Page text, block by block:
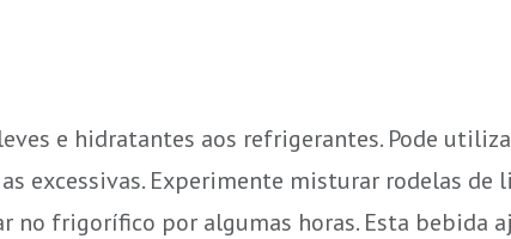
e hidratantes aos refrigerantes. Pode
excessivas. Experimente misturar rodelas
no frigorífico por algumas horas. Esta bebida